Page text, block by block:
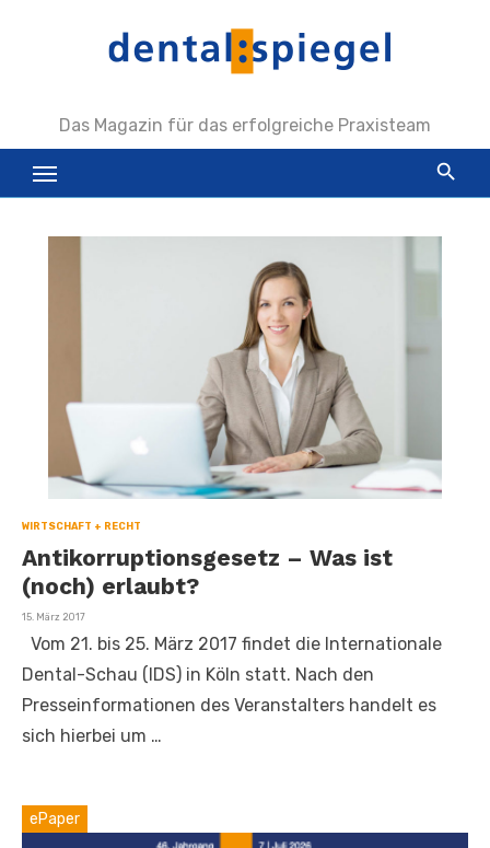
Das Magazin für das erfolgreiche Praxisteam
WIRTSCHAFT + RECHT
Antikorruptionsgesetz – Was ist
(noch) erlaubt?
Veröffentlicht
15. März 2017
Vom 21. bis 25. März 2017 findet die Internationale
Dental-Schau (IDS) in Köln statt. Nach den
Presseinformationen des Veranstalters handelt es
sich hierbei um …
ePaper